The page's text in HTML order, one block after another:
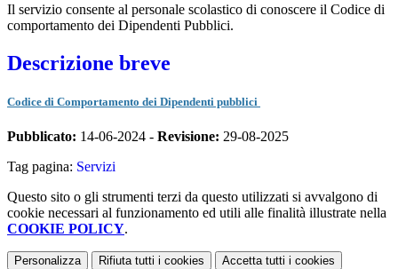
Il servizio consente al personale scolastico di conoscere il Codice di
comportamento dei Dipendenti Pubblici.
Descrizione breve
Codice di Comportamento dei Dipendenti pubblici
Pubblicato: 14-06-2024 - Revisione: 29-08-2025
Tag pagina: Servizi
Questo sito o gli strumenti terzi da questo utilizzati si avvalgono di
cookie necessari al funzionamento ed utili alle finalità illustrate nella
COOKIE POLICY.
Personalizza Rifiuta tutti i cookies Accetta tutti i cookies